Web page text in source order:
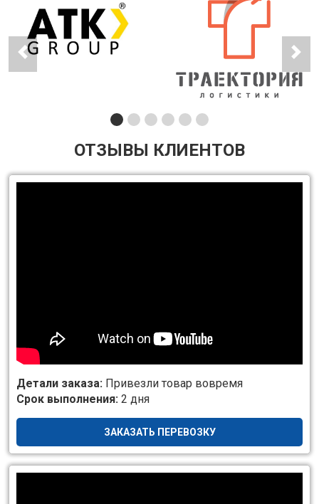
ОТЗЫВЫ КЛИЕНТОВ
Детали заказа: Привезли товар вовремя
Срок выполнения: 2 дня
ЗАКАЗАТЬ ПЕРЕВОЗКУ